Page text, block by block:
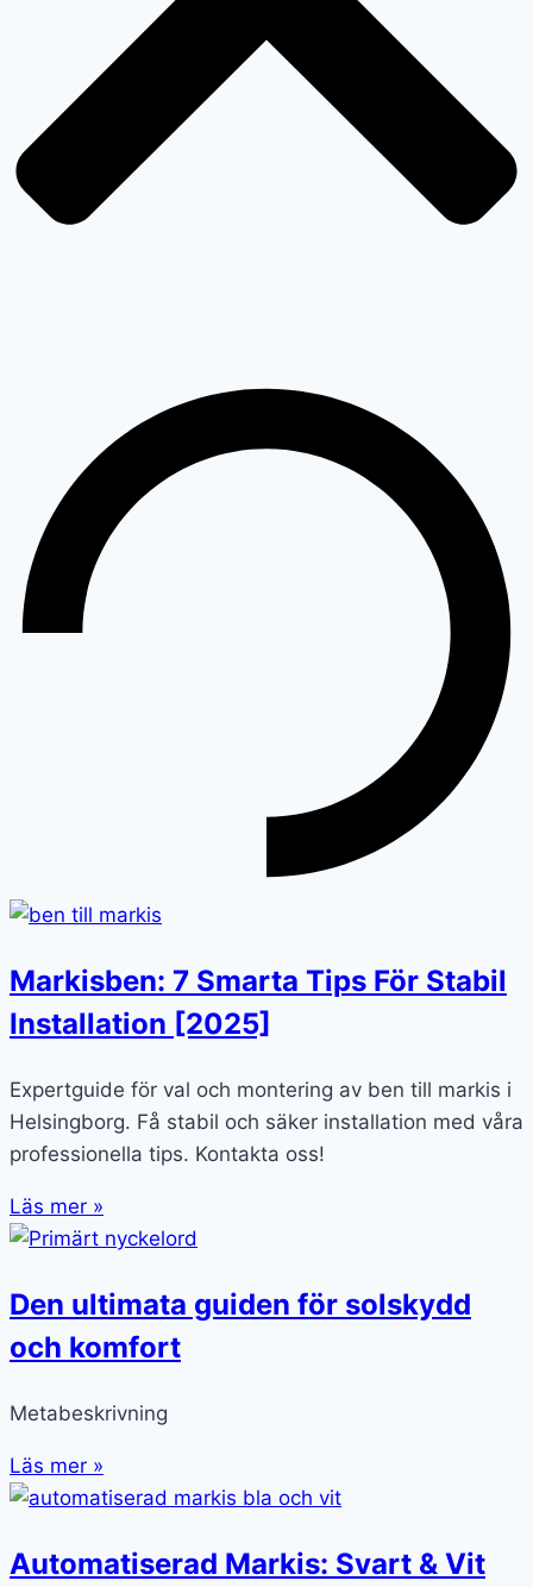
Markisben: 7 Smarta Tips För Stabil
Installation [2025]
Expertguide för val och montering av ben till markis i
Helsingborg. Få stabil och säker installation med våra
professionella tips. Kontakta oss!
Läs mer »
Den ultimata guiden för solskydd
och komfort
Metabeskrivning
Läs mer »
Automatiserad Markis: Svart & Vit